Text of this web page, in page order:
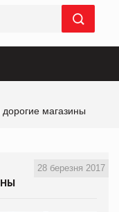
магазины
28 березня 2017